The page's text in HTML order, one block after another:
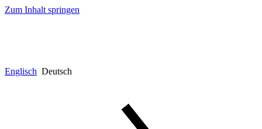
Zum Inhalt springen
Englisch Deutsch